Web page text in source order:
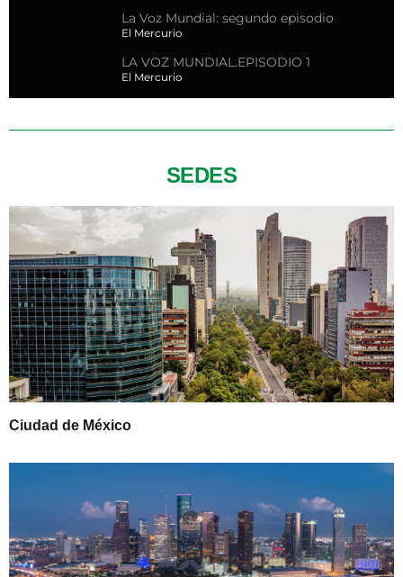
La Voz Mundial: segundo episodio
El Mercurio
LA VOZ MUNDIAL.EPISODIO 1
El Mercurio
SEDES
Ciudad de México